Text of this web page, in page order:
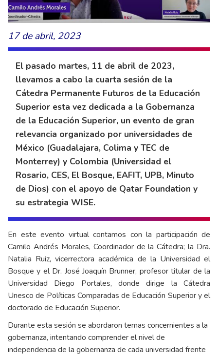
17 de abril, 2023
El pasado martes, 11 de abril de 2023,
llevamos a cabo la cuarta sesión de la
Cátedra Permanente Futuros de la Educación
Superior esta vez dedicada a la Gobernanza
de la Educación Superior, un evento de gran
relevancia organizado por universidades de
México (Guadalajara, Colima y TEC de
Monterrey) y Colombia (Universidad el
Rosario, CES, El Bosque, EAFIT, UPB, Minuto
de Dios) con el apoyo de Qatar Foundation y
su estrategia WISE.
En este evento virtual contamos con la participación de
Camilo Andrés Morales, Coordinador de la Cátedra; la Dra.
Natalia Ruiz, vicerrectora académica de la Universidad el
Bosque y el Dr. José Joaquín Brunner, profesor titular de la
Universidad Diego Portales, donde dirige la Cátedra
Unesco de Políticas Comparadas de Educación Superior y el
doctorado de Educación Superior.
Durante esta sesión se abordaron temas concernientes a la
gobernanza, intentando comprender el nivel de
independencia de la gobernanza de cada universidad frente